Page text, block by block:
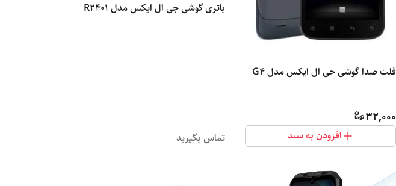
فلت صدا گوشی جی ال ایکس مدل G4
32,000
افزودن به سبد
باتری گوشی جی ال ایکس مدل R2401
تماس بگیرید